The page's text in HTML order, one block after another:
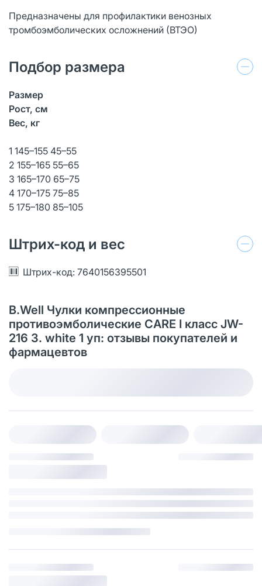
Предназначены для профилактики венозных
тромбоэмболических осложнений (ВТЭО)
Подбор размера
Размер
Рост, см
Вес, кг
1 145–155 45–55
2 155–165 55–65
3 165–170 65–75
4 170–175 75–85
5 175–180 85–105
Штрих-код и вес
Штрих-код: 7640156395501
B.Well Чулки компрессионные
противоэмболические CARE I класс JW-
216 3. white 1 уп: отзывы покупателей и
фармацевтов